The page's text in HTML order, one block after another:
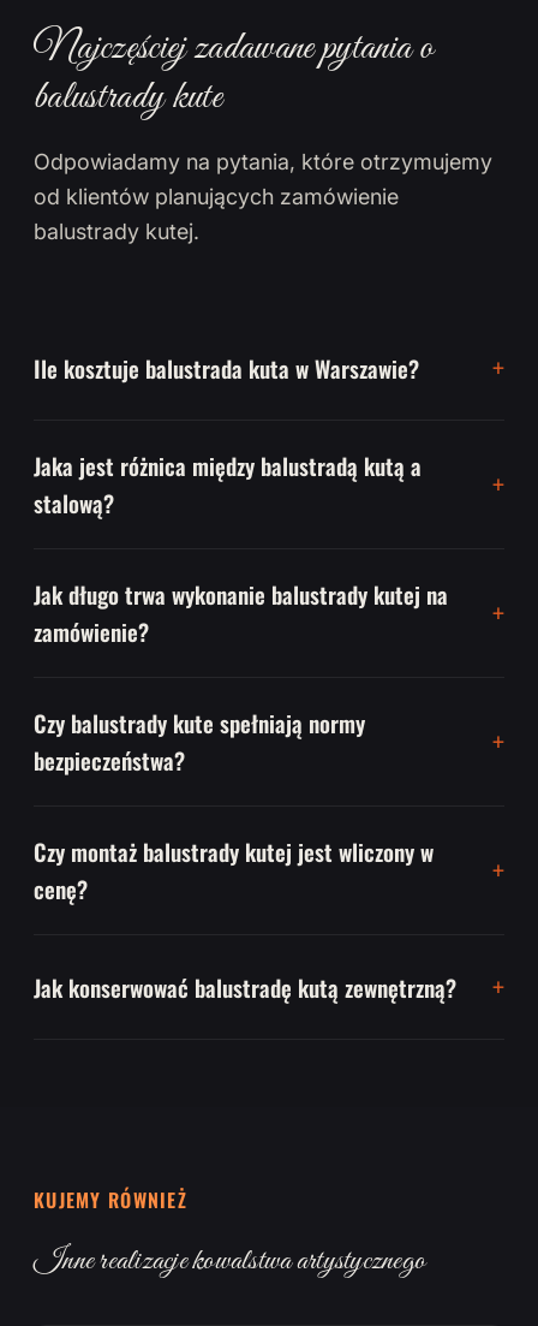
Najczęściej zadawane pytania o
balustrady kute
Odpowiadamy na pytania, które otrzymujemy
od klientów planujących zamówienie
balustrady kutej.
Ile kosztuje balustrada kuta w Warszawie?
Jaka jest różnica między balustradą kutą a
stalową?
Jak długo trwa wykonanie balustrady kutej na
zamówienie?
Czy balustrady kute spełniają normy
bezpieczeństwa?
Czy montaż balustrady kutej jest wliczony w
cenę?
Jak konserwować balustradę kutą zewnętrzną?
KUJEMY RÓWNIEŻ
Inne realizacje kowalstwa artystycznego